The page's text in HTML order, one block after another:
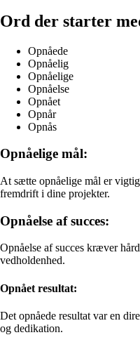
Ord der starter
Opnåede
Opnåelig
Opnåelige
Opnåelse
Opnået
Opnår
Opnås
Opnåelige mål:
At sætte opnåelige mål er
fremdrift i dine projekter.
Opnåelse af succes:
Opnåelse af succes kræver
vedholdenhed.
Opnået resultat:
Det opnåede resultat var en
og dedikation.